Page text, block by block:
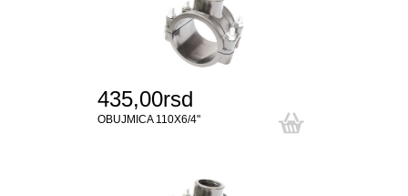
435,00rsd
OBUJMICA 110X6/4"